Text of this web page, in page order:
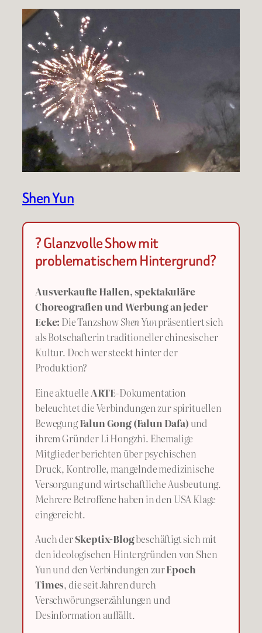
Shen Yun
? Glanzvolle Show mit
problematischem Hintergrund?
Ausverkaufte Hallen, spektakuläre
Choreografien und Werbung an jeder
Ecke: Die TanzshowShen Yunpräsentiert sich
als Botschafterin traditioneller chinesischer
Kultur. Doch wer steckt hinter der
Produktion?
Eine aktuelle ARTE-Dokumentation
beleuchtet die Verbindungen zur spirituellen
BewegungFalun Gong (Falun Dafa) und
ihrem Gründer Li Hongzhi. Ehemalige
Mitglieder berichten über psychischen
Druck, Kontrolle, mangelnde medizinische
Versorgung und wirtschaftliche Ausbeutung.
Mehrere Betroffene haben in den USA Klage
eingereicht.
Auch derSkeptix-Blogbeschäftigt sich mit
den ideologischen Hintergründen von Shen
Yun und den Verbindungen zurEpoch
Times, die seit Jahren durch
Verschwörungserzählungen und
Desinformation auffällt.